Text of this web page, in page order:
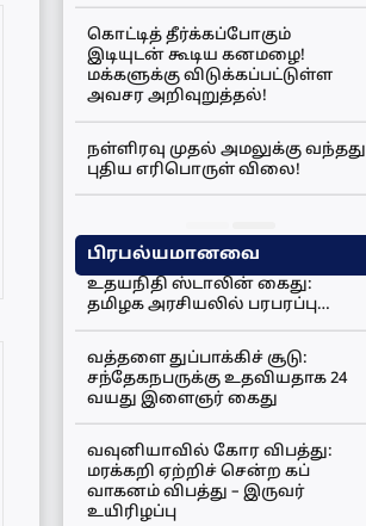
கொட்டித் தீர்க்கப்போகும்
இடியுடன் கூடிய கனமழை!
மக்களுக்கு விடுக்கப்பட்டுள்ள
அவசர அறிவுறுத்தல்!
நள்ளிரவு முதல் அமலுக்கு வந்தது
புதிய எரிபொருள் விலை!
பிரபல்யமானவை
உதயநிதி ஸ்டாலின் கைது:
தமிழக அரசியலில் பரபரப்பு…
வத்தளை துப்பாக்கிச் சூடு:
சந்தேகநபருக்கு உதவியதாக 24
வயது இளைஞர் கைது
வவுனியாவில் கோர விபத்து:
மரக்கறி ஏற்றிச் சென்ற கப்
வாகனம் விபத்து – இருவர்
உயிரிழப்பு